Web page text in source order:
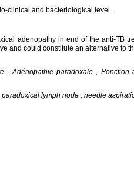
clinical and bacteriological level.
adenopathy in end of the anti-TB
and could constitute an alternative to
, Adénopathie paradoxale ,
lymph node , needle